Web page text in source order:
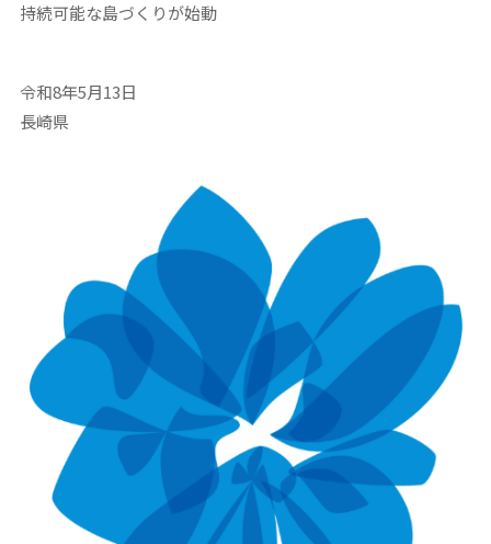
持続可能な島づくりが始動
令和8年5月13日
長崎県